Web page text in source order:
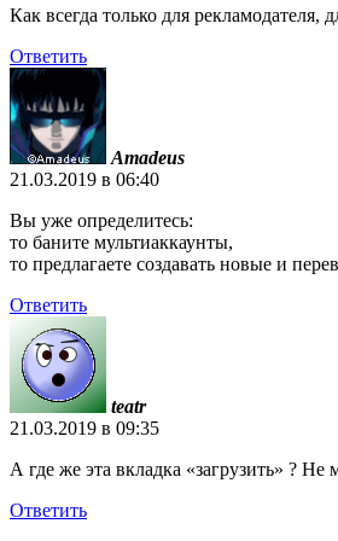
Как всегда только для рекламодателя,
Ответить
Amadeus
21.03.2019 в 06:40
Вы уже определитесь:
то баните мультиаккаунты,
то предлагаете создавать новые и
Ответить
teatr
21.03.2019 в 09:35
А где же эта вкладка «загрузить» ?
Ответить